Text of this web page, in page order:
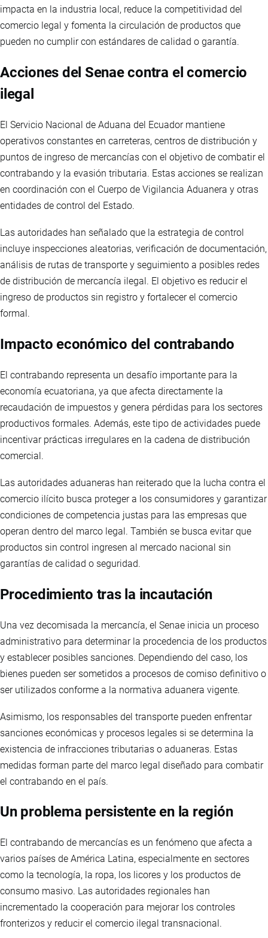
impacta en la industria local, reduce la competitividad del
comercio legal y fomenta la circulación de productos que
pueden no cumplir con estándares de calidad o garantía.
Acciones del Senae contra el comercio
ilegal
El Servicio Nacional de Aduana del Ecuador mantiene
operativos constantes en carreteras, centros de distribución y
puntos de ingreso de mercancías con el objetivo de combatir el
contrabando y la evasión tributaria. Estas acciones se realizan
en coordinación con el Cuerpo de Vigilancia Aduanera y otras
entidades de control del Estado.
Las autoridades han señalado que la estrategia de control
incluye inspecciones aleatorias, verificación de documentación,
análisis de rutas de transporte y seguimiento a posibles redes
de distribución de mercancía ilegal. El objetivo es reducir el
ingreso de productos sin registro y fortalecer el comercio
formal.
Impacto económico del contrabando
El contrabando representa un desafío importante para la
economía ecuatoriana, ya que afecta directamente la
recaudación de impuestos y genera pérdidas para los sectores
productivos formales. Además, este tipo de actividades puede
incentivar prácticas irregulares en la cadena de distribución
comercial.
Las autoridades aduaneras han reiterado que la lucha contra el
comercio ilícito busca proteger a los consumidores y garantizar
condiciones de competencia justas para las empresas que
operan dentro del marco legal. También se busca evitar que
productos sin control ingresen al mercado nacional sin
garantías de calidad o seguridad.
Procedimiento tras la incautación
Una vez decomisada la mercancía, el Senae inicia un proceso
administrativo para determinar la procedencia de los productos
y establecer posibles sanciones. Dependiendo del caso, los
bienes pueden ser sometidos a procesos de comiso definitivo o
ser utilizados conforme a la normativa aduanera vigente.
Asimismo, los responsables del transporte pueden enfrentar
sanciones económicas y procesos legales si se determina la
existencia de infracciones tributarias o aduaneras. Estas
medidas forman parte del marco legal diseñado para combatir
el contrabando en el país.
Un problema persistente en la región
El contrabando de mercancías es un fenómeno que afecta a
varios países de América Latina, especialmente en sectores
como la tecnología, la ropa, los licores y los productos de
consumo masivo. Las autoridades regionales han
incrementado la cooperación para mejorar los controles
fronterizos y reducir el comercio ilegal transnacional.